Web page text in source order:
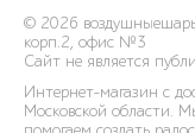
© 2026
корп.2, офис №3
Сайт не является
Интернет-магазин с
Московской области.